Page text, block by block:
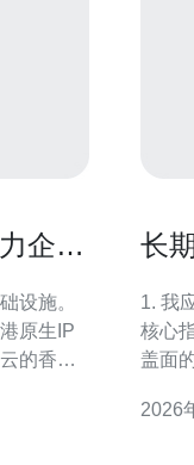
企业
设施。
原生IP
的香港
长
1. 我
核心指标分类 要提升便
盖面
应码
2026